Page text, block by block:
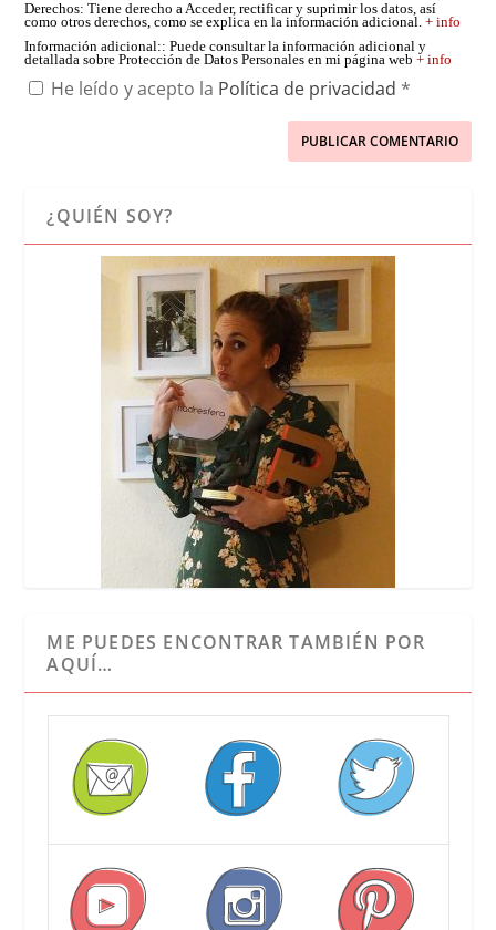
Derechos: Tiene derecho a Acceder, rectificar y suprimir los datos, así
como otros derechos, como se explica en la información adicional.+ info
Información adicional:: Puede consultar la información adicional y
detallada sobre Protección de Datos Personales en mi página web+ info
He leído y acepto la Política de privacidad *
¿QUIÉN SOY?
ME PUEDES ENCONTRAR TAMBIÉN POR
AQUÍ…